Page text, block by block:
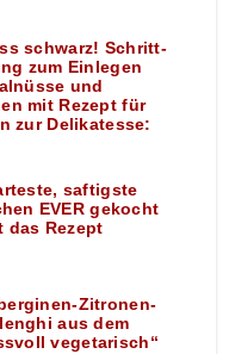
schwarz! Schritt-
zum Einlegen
und
mit Rezept für
zur Delikatesse:
saftigste
EVER gekocht
das Rezept
Zitronen-
aus dem
vegetarisch“